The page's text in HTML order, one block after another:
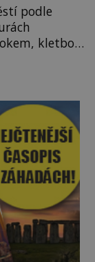
podle
kletbou,
S tímto
lze
je